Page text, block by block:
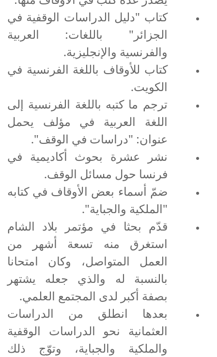
كتاب "دليل الدراسات الوقفية في
الجزائر" باللغات: العربية
والفرنسية والإنجليزية.
كتاب للأوقاف باللغة الفرنسية في
الكويت.
ترجم ما كتبه باللغة الفرنسية إلى
اللغة العربية في مؤلف يحمل
عنوان: "دراسات في الوقف".
نشر عشرة بحوث أكاديمية في
فرنسا حول مسائل الوقف.
ضمّ أسماء بعض الأوقاف في كتابه
"الملكية والجباية".
قدّم بحثا في مؤتمر بلاد الشام
استغرق منه تسعة أشهر من
العمل المتواصل، وكان امتحانا
بالنسبة له والذي جعله يشتهر
بصفة أكبر لدى المجتمع العلمي.
بعدها انطلق من الدراسات
العثمانية نحو الدراسات الوقفية
والملكية والجباية، وتوّج ذلك